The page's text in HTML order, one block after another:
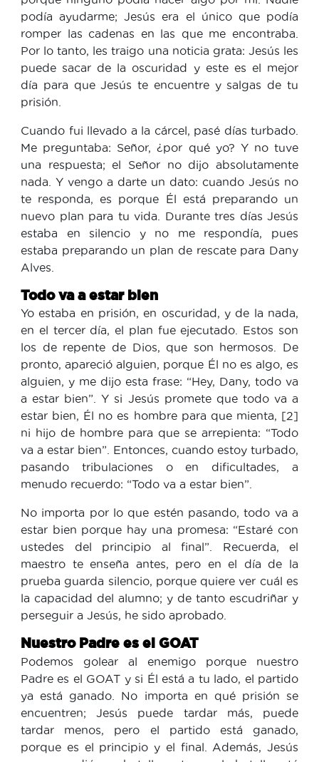
podía ayudarme; Jesús era el único que podía
romper las cadenas en las que me encontraba.
Por lo tanto, les traigo una noticia grata: Jesús les
puede sacar de la oscuridad y este es el mejor
día para que Jesús te encuentre y salgas de tu
prisión.
Cuando fui llevado a la cárcel, pasé días turbado.
Me preguntaba: Señor, ¿por qué yo? Y no tuve
una respuesta; el Señor no dijo absolutamente
nada. Y vengo a darte un dato: cuando Jesús no
te responda, es porque Él está preparando un
nuevo plan para tu vida. Durante tres días Jesús
estaba en silencio y no me respondía, pues
estaba preparando un plan de rescate para Dany
Alves.
Todo va a estar bien
Yo estaba en prisión, en oscuridad, y de la nada,
en el tercer día, el plan fue ejecutado. Estos son
los de repente de Dios, que son hermosos. De
pronto, apareció alguien, porque Él no es algo, es
alguien, y me dijo esta frase: “Hey, Dany, todo va
a estar bien”. Y si Jesús promete que todo va a
estar bien, Él no es hombre para que mienta, [2]
ni hijo de hombre para que se arrepienta: “Todo
va a estar bien”. Entonces, cuando estoy turbado,
pasando tribulaciones o en dificultades, a
menudo recuerdo: “Todo va a estar bien”.
No importa por lo que estén pasando, todo va a
estar bien porque hay una promesa: “Estaré con
ustedes del principio al final”. Recuerda, el
maestro te enseña antes, pero en el día de la
prueba guarda silencio, porque quiere ver cuál es
la capacidad del alumno; y de tanto escudriñar y
perseguir a Jesús, he sido aprobado.
Nuestro Padre es el GOAT
Podemos golear al enemigo porque nuestro
Padre es el GOAT y si Él está a tu lado, el partido
ya está ganado. No importa en qué prisión se
encuentren; Jesús puede tardar más, puede
tardar menos, pero el partido está ganado,
porque es el principio y el final. Además, Jesús